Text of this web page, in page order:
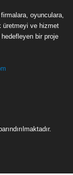
oyunculara,
üretmeyi ve hizmet
bir proje